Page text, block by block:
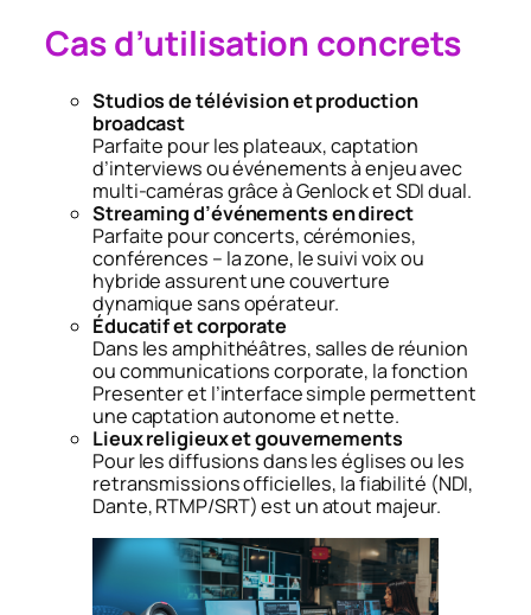
Cas d’utilisation concrets
Studios de télévision et production
broadcast
Parfaite pour les plateaux, captation
d’interviews ou événements à enjeu avec
multi-caméras grâce à Genlock et SDI dual.
Streaming d’événements en direct
Parfaite pour concerts, cérémonies,
conférences – la zone, le suivi voix ou
hybride assurent une couverture
dynamique sans opérateur.
Éducatif et corporate
Dans les amphithéâtres, salles de réunion
ou communications corporate, la fonction
Presenter et l’interface simple permettent
une captation autonome et nette.
Lieux religieux et gouvernements
Pour les diffusions dans les églises ou les
retransmissions officielles, la fiabilité (NDI,
Dante, RTMP/SRT) est un atout majeur.